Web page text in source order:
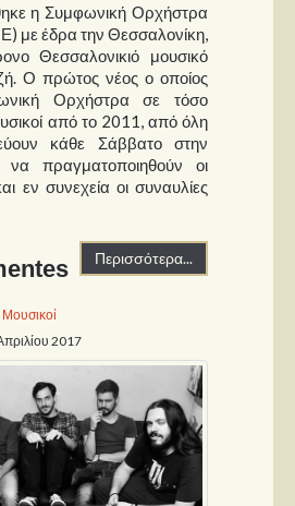
η Συμφωνική Ορχήστρα
με έδρα την Θεσσαλονίκη,
Θεσσαλονικιό μουσικό
Ο πρώτος νέος ο οποίος
Ορχήστρα σε τόσο
από το 2011, από όλη
κάθε Σάββατο στην
πραγματοποιηθούν οι
εν συνεχεία οι συναυλίες
Περισσότερα...
Μουσικοί
2017